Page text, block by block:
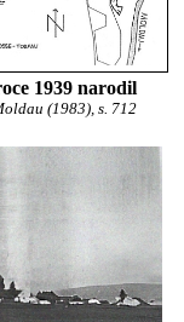
1939 narodil
(1983), s. 712